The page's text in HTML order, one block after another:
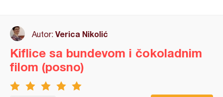
Autor: Verica Nikolić
Kiflice sa bundevom i čokoladnim
filom (posno)